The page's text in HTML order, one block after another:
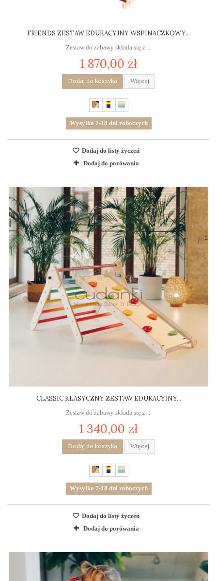
FRIENDS ZESTAW EDUKACYJNY WSPINACZKOWY...
Zestaw do zabawy składa się z:...
1 870,00 zł
Dodaj do koszyka Więcej
Wysyłka 7-18 dni roboczych
Dodaj do listy życzeń
Dodaj do porówania
CLASSIC KLASYCZNY ZESTAW EDUKACYJNY...
Zestaw do zabawy składa się z:...
1 340,00 zł
Dodaj do koszyka Więcej
Wysyłka 7-18 dni roboczych
Dodaj do listy życzeń
Dodaj do porówania